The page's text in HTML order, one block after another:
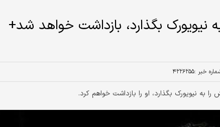
نیویورک بگذارد، بازداشت خواهد شد+
خبر :۴۲۲۶۲۵۵
به نیویورک بگذارد، او را بازداشت خواهم کرد.